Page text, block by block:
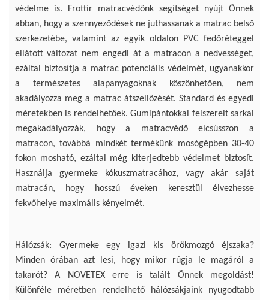
védelme is. Frottír matracvédőnk segítséget nyújt Önnek
abban, hogy a szennyeződések ne juthassanak a matrac belső
szerkezetébe, valamint az egyik oldalon PVC fedőréteggel
ellátott változat nem engedi át a matracon a nedvességet,
ezáltal biztosítja a matrac potenciális védelmét, ugyanakkor
a természetes alapanyagoknak köszönhetően, nem
akadályozza meg a matrac átszellőzését. Standard és egyedi
méretekben is rendelhetőek. Gumipántokkal felszerelt sarkai
megakadályozzák, hogy a matracvédő elcsússzon a
matracon, továbbá mindkét termékünk mosógépben 30-40
fokon mosható, ezáltal még kiterjedtebb védelmet biztosít.
Használja gyermeke kókuszmatracához, vagy akár saját
matracán, hogy hosszú éveken keresztül élvezhesse
fekvőhelye maximális kényelmét.
Hálózsák: Gyermeke egy igazi kis örökmozgó éjszaka?
Minden órában azt lesi, hogy mikor rúgja le magáról a
takarót? A NOVETEX erre is talált Önnek megoldást!
Különféle méretben rendelhető hálózsákjaink nyugodtabb